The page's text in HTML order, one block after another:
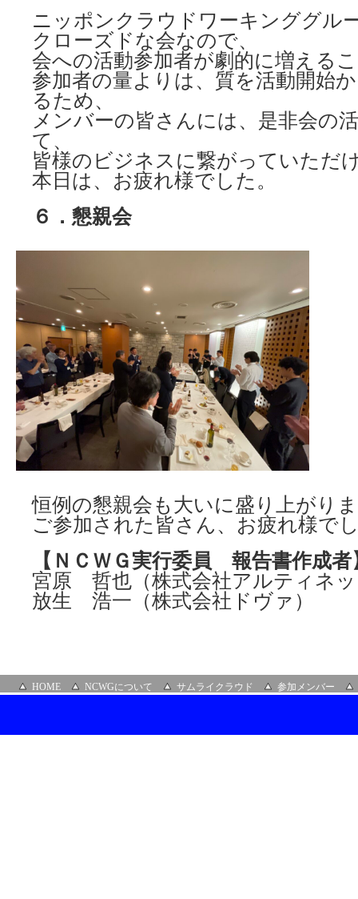
ニッポンクラウドワーキンググル
クローズドな会なので、
会への活動参加者が劇的に増える
参加者の量よりは、質を活動開始
るため、
メンバーの皆さんには、是非会の
て、
皆様のビジネスに繋がっていただ
本日は、お疲れ様でした。
６．懇親会
恒例の懇親会も大いに盛り上がり
ご参加された皆さん、お疲れ様で
【ＮＣＷＧ実行委員 報告書作成者
宮原 哲也（株式会社アルティネ
放生 浩一（株式会社ドヴァ）
HOME NCWGについて サムライクラウド 参加メンバー